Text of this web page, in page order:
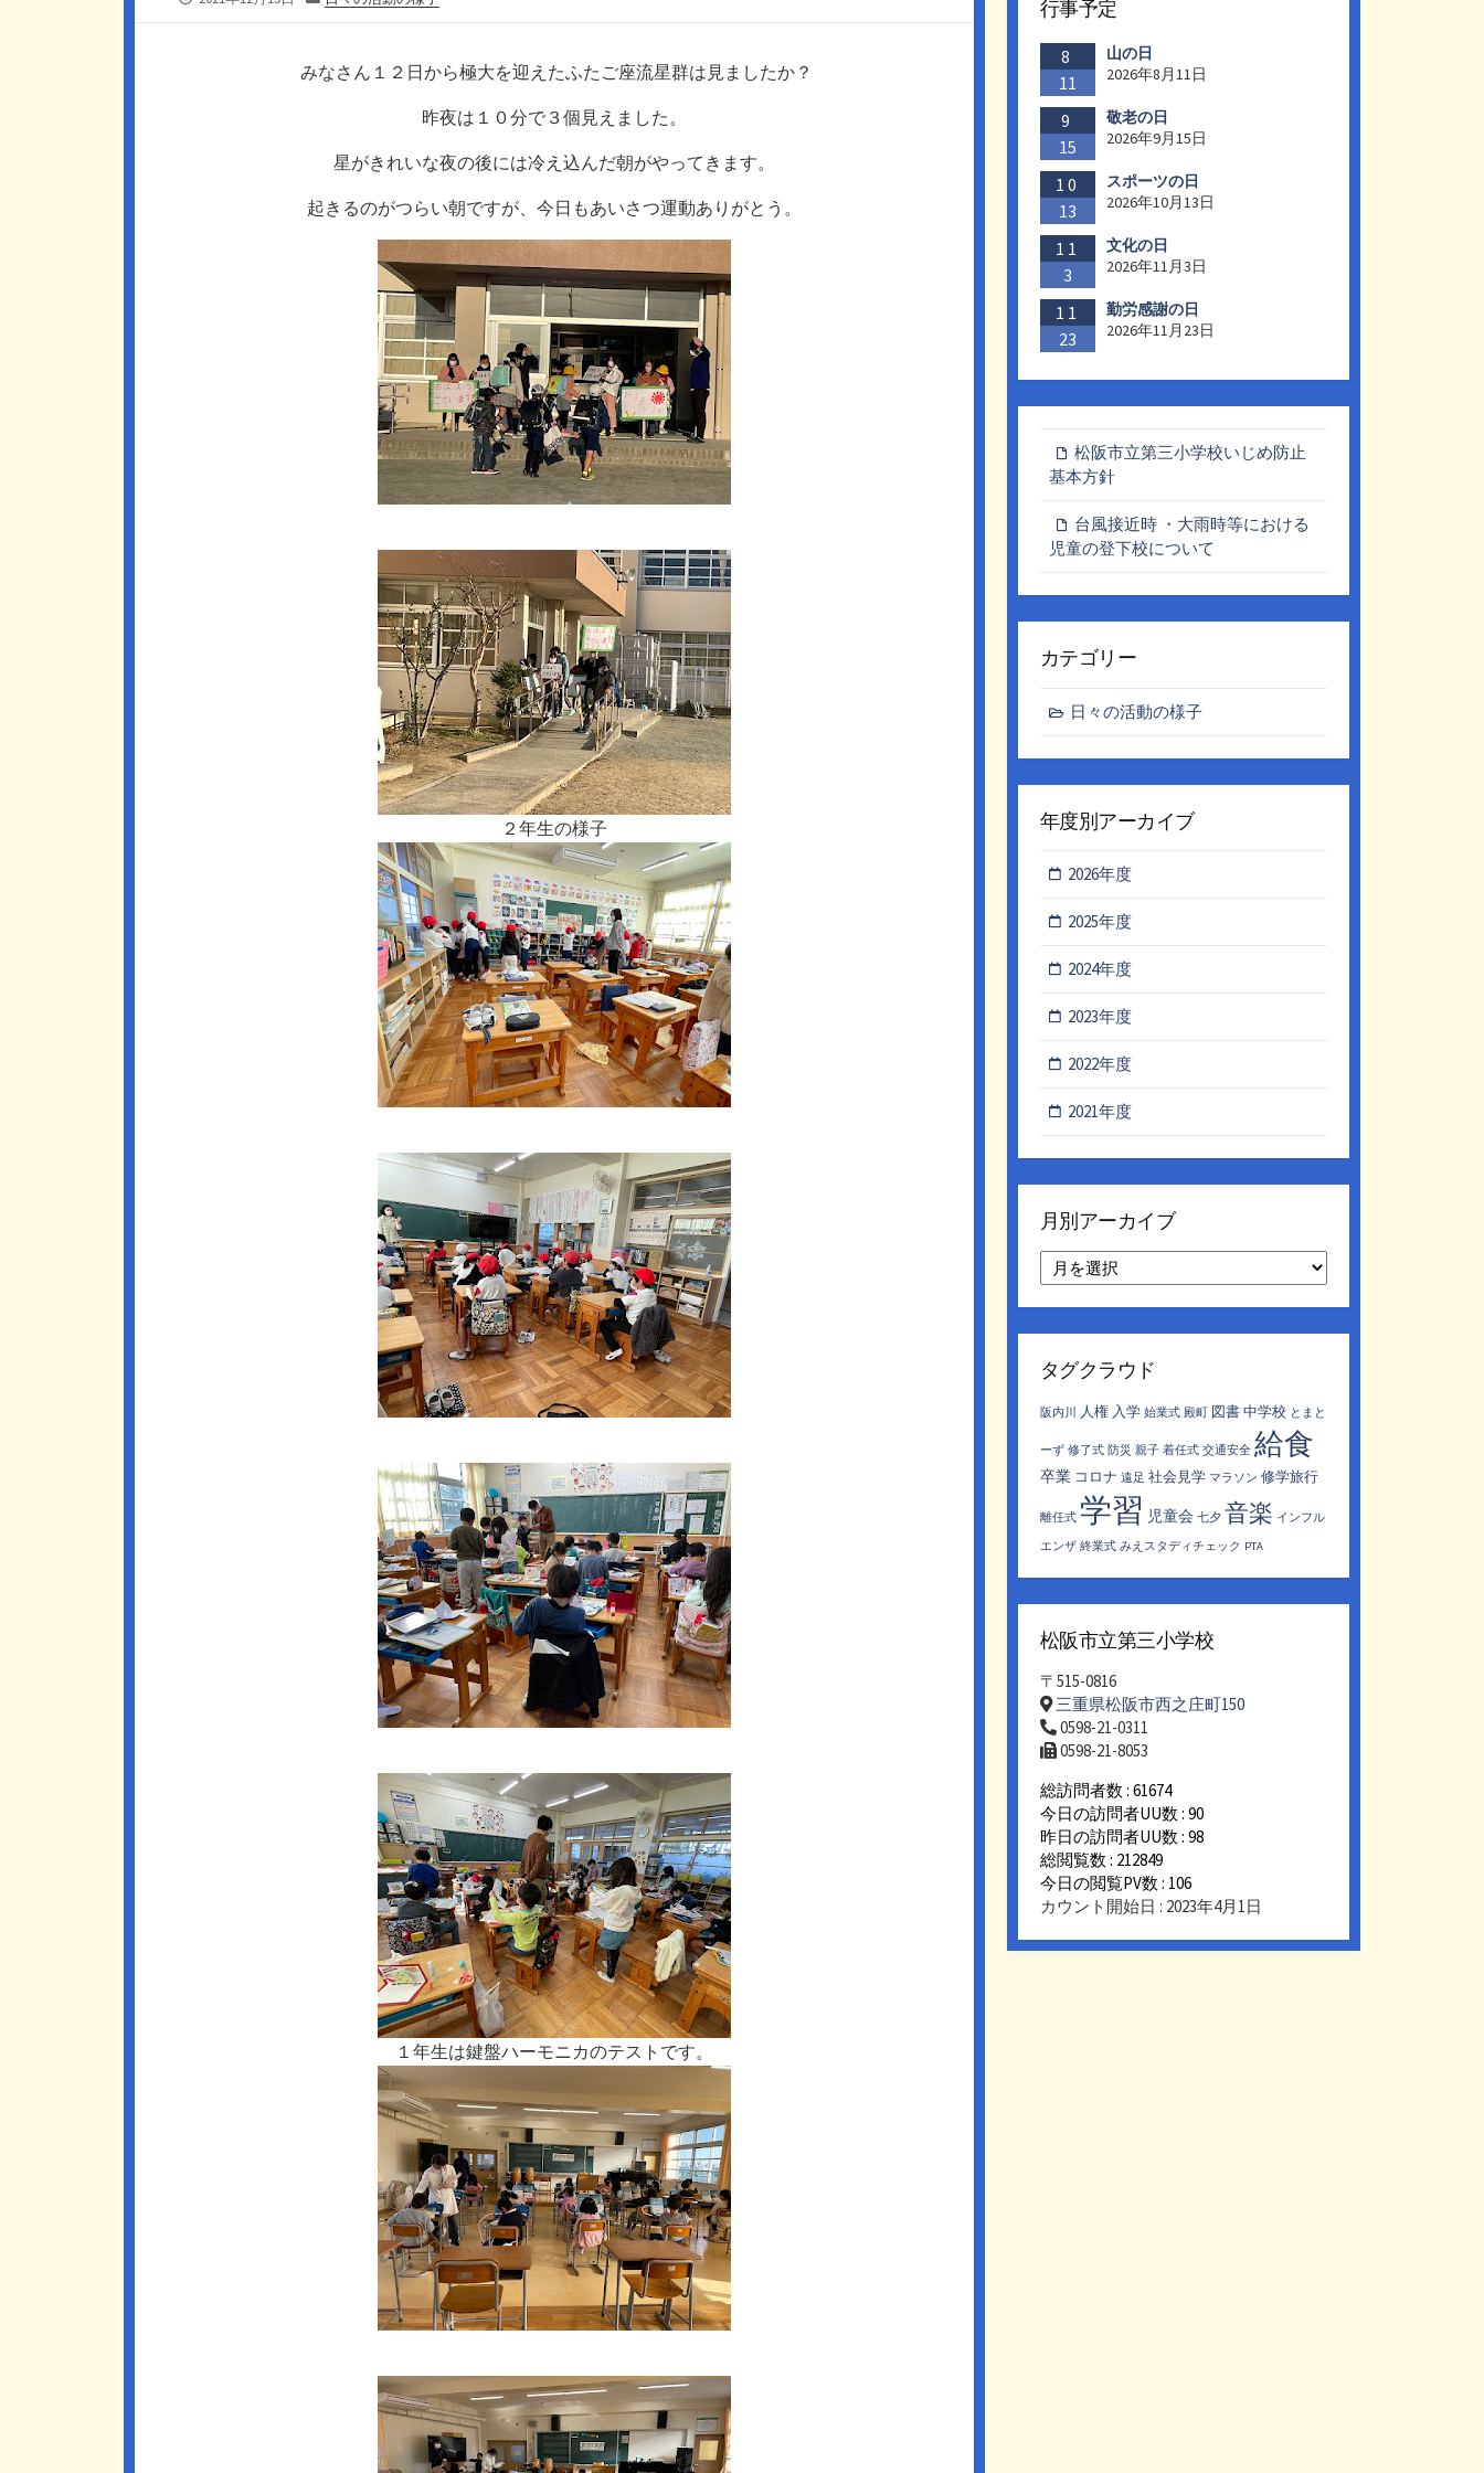
リ
ー
みなさん１２日から極大を迎えたふたご座流星群は見ましたか？
昨夜は１０分で３個見えました。
星がきれいな夜の後には冷え込んだ朝がやってきます。
起きるのがつらい朝ですが、今日もあいさつ運動ありがとう。
２年生の様子
１年生は鍵盤ハーモニカのテストです。
行事予定
8
11
山の日
2026年8月11日
9
15
敬老の日
2026年9月15日
10
13
スポーツの日
2026年10月13日
11
3
文化の日
2026年11月3日
11
23
勤労感謝の日
2026年11月23日
松阪市立第三小学校いじめ防止
基本方針
台風接近時 ・大雨時等における
児童の登下校について
カテゴリー
日々の活動の様子
年度別アーカイブ
2026年度
2025年度
2024年度
2023年度
2022年度
2021年度
月別アーカイブ
別
ア
ー
イ
タグクラウド
阪内川 人権 入学 始業式 殿町 図書 中学校 とまと
ーず 修了式 防災 親子 着任式 交通安全 給食
卒業 コロナ 遠足 社会見学 マラソン 修学旅行
離任式 学習 児童会 七夕 音楽 インフル
エンザ 終業式 みえスタディチェック PTA
松阪市立第三小学校
〒515-0816
三重県松阪市西之庄町150
0598-21-0311
0598-21-8053
総訪問者数 : 61674
今日の訪問者UU数 : 90
昨日の訪問者UU数 : 98
総閲覧数 : 212849
今日の閲覧PV数 : 106
カウント開始日 : 2023年4月1日